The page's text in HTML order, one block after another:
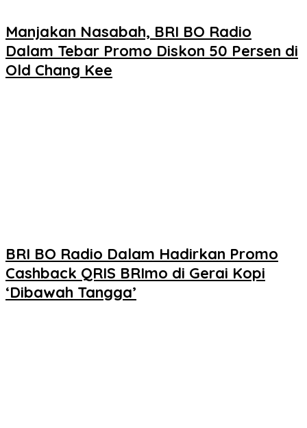
Manjakan Nasabah, BRI BO Radio
Dalam Tebar Promo Diskon 50 Persen di
Old Chang Kee
BRI BO Radio Dalam Hadirkan Promo
Cashback QRIS BRImo di Gerai Kopi
‘Dibawah Tangga’